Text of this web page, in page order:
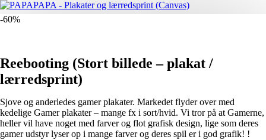
-60%
Reebooting (Stort billede – plakat /
lærredsprint)
Sjove og anderledes gamer plakater. Markedet flyder over med
kedelige Gamer plakater – mange fx i sort/hvid. Vi tror på at Gamerne,
heller vil have noget med farver og flot grafisk design, lige som deres
gamer udstyr lyser op i mange farver og deres spil er i god grafik! !